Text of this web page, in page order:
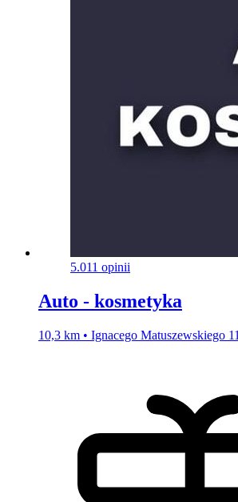
5.011 opinii
Auto - kosmetyka
10,3 km • Ignacego Matuszewskiego